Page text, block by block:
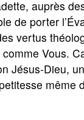
auprès
de porter
vertus
Vous.
Jésus-Dieu,
même